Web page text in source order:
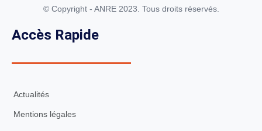
© Copyright - ANRE 2023. Tous droits réservés.
Accès Rapide
Actualités
Mentions légales